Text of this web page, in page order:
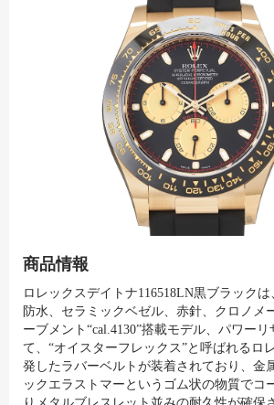
商品情報
ロレックスデイトナ116518LN黒ブラック
防水、セラミックベゼル、赤針、クロノメ
ーブメント“cal.4130”搭載モデル、パワー
て、“オイスターフレックス”と呼ばれるロ
発したラバーベルトが装着されており、金
ックエラストマーというゴム状の物質でコ